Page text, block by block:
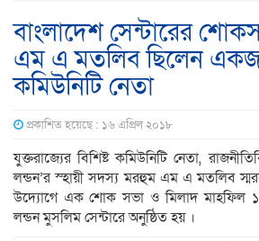
বাংলাদেশ সেন্টারের
এম এ মতলিব ছিলেন
কমিউনিটি নেতা
প্রকাশিত হয়েছে : ১৬ এপ্রিল ২০১৮
যুক্তরাজ্যের বিশিষ্ট কমিউনিটি নেতা,
লন্ডন’র স্হায়ী সদস্য মরহুম এম এ মতলিব
উদ্যোগে এক শোক সভা ও মিলাদ মাহফিল ১৫
লন্ডন মুসলিম সেন্টারে অনুষ্ঠিত হয় ।